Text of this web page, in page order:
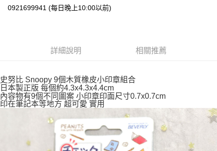
運送方式
付款後全家取貨
7-11取貨付款
每筆NT$65，滿NT$999(含以上)免運費
每筆NT$65，滿NT$999(含以上)免運費
0921699941 (每日晚上10:00以前)
詳細說明 相關推薦
史努比 Snoopy 9個木質橡皮小印章組合
日本製正版 每個約4.3x4.3x4.4cm
內容物有9個不同圖案 小印章印面尺寸0.7x0.7cm
印在筆記本等地方 超可愛 實用